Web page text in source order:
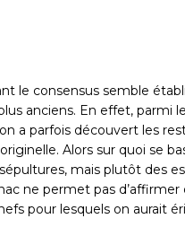
consensus semble
anciens. En effet, parmi
parfois découvert les
Alors sur quoi se
mais plutôt des
ne permet pas
pour lesquels on aurait